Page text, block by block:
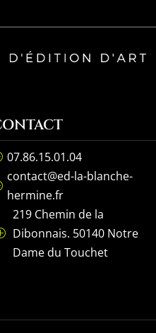
07.86.15.01.04
contact@ed-la-blanche-
hermine.fr
219 Chemin de la
Dibonnais. 50140 Notre
Dame du Touchet